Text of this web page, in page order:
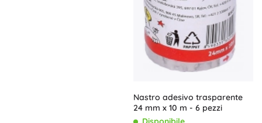
Nastro adesivo trasparente
24 mm x 10 m - 6 pezzi